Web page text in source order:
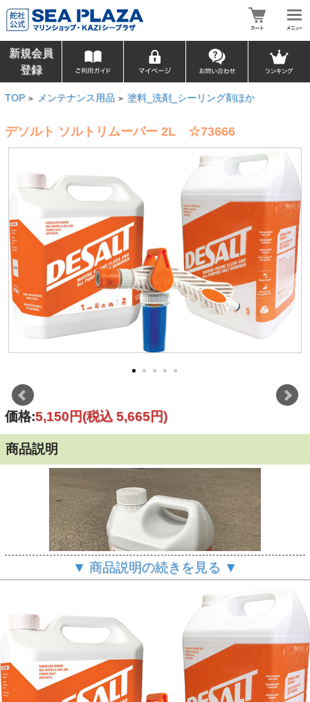
新規会員
登録
TOP > メンテナンス用品 > 塗料_洗剤_シーリング剤ほか
デソルト ソルトリムーバー 2L ☆73666
価格:5,150円(税込 5,665円)
商品説明
▼ 商品説明の続きを見る ▼